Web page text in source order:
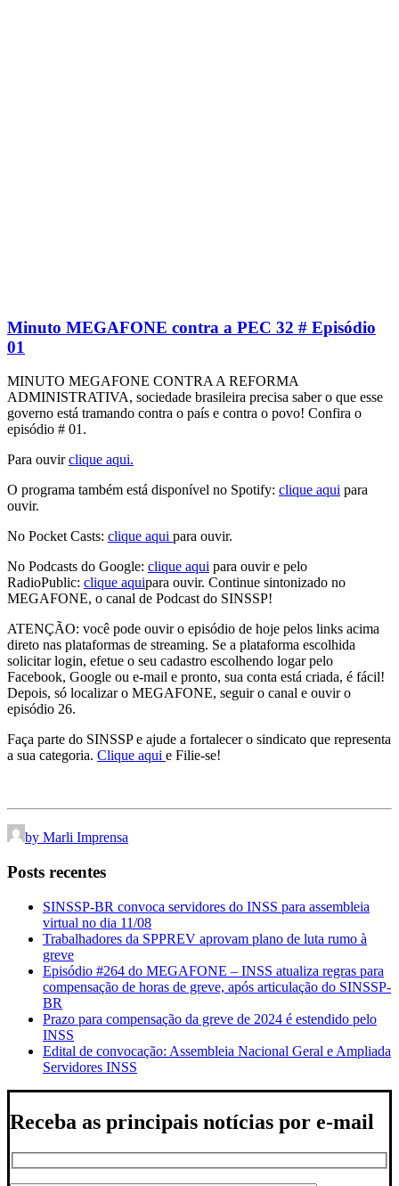
Minuto MEGAFONE contra a PEC 32 # Episódio
01
MINUTO MEGAFONE CONTRA A REFORMA
ADMINISTRATIVA, sociedade brasileira precisa saber o que esse
governo está tramando contra o país e contra o povo! Confira o
episódio # 01.
Para ouvirclique aqui.
O programa também está disponível no Spotify: clique aqui para
ouvir.
No Pocket Casts: clique aqui para ouvir.
No Podcasts do Google: clique aqui para ouvir e pelo
RadioPublic: clique aquipara ouvir. Continue sintonizado no
MEGAFONE, o canal de Podcast do SINSSP!
ATENÇÃO: você pode ouvir o episódio de hoje pelos links acima
direto nas plataformas de streaming. Se a plataforma escolhida
solicitar login, efetue o seu cadastro escolhendo logar pelo
Facebook, Google ou e-mail e pronto, sua conta está criada, é fácil!
Depois, só localizar o MEGAFONE, seguir o canal e ouvir o
episódio 26.
Faça parte do SINSSP e ajude a fortalecer o sindicato que representa
a sua categoria. Clique aqui e Filie-se!
by Marli Imprensa
Posts recentes
SINSSP-BR convoca servidores do INSS para assembleia
virtual no dia 11/08
Trabalhadores da SPPREV aprovam plano de luta rumo à
greve
Episódio #264 do MEGAFONE – INSS atualiza regras para
compensação de horas de greve, após articulação do SINSSP-
BR
Prazo para compensação da greve de 2024 é estendido pelo
INSS
Edital de convocação: Assembleia Nacional Geral e Ampliada
Servidores INSS
Receba as principais notícias por e-mail